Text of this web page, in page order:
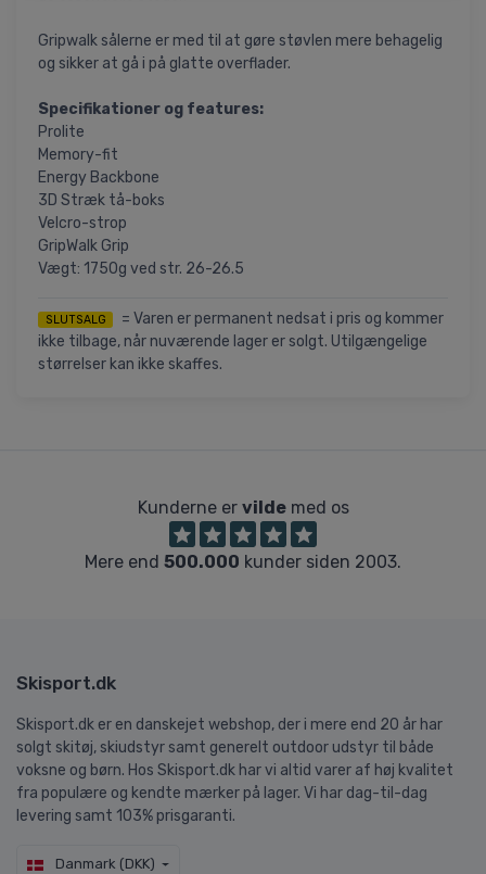
Gripwalk sålerne er med til at gøre støvlen mere behagelig
og sikker at gå i på glatte overflader.
Specifikationer og features:
Prolite
Memory-fit
Energy Backbone
3D Stræk tå-boks
Velcro-strop
GripWalk Grip
Vægt: 1750g ved str. 26-26.5
SLUTSALG
= Varen er permanent nedsat i pris og kommer
ikke tilbage, når nuværende lager er solgt. Utilgængelige
størrelser kan ikke skaffes.
Kunderne er vildemed os
Mere end 500.000 kunder siden 2003.
Skisport.dk
Skisport.dk er en danskejet webshop, der i mere end 20 år har
solgt skitøj, skiudstyr samt generelt outdoor udstyr til både
voksne og børn. Hos Skisport.dk har vi altid varer af høj kvalitet
fra populære og kendte mærker på lager. Vi har dag-til-dag
levering samt 103% prisgaranti.
Danmark (DKK)